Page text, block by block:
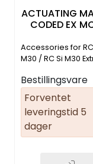
ACTUATING
CODED EX
Accessories for
M30 / RC Si M30
Bestillingsvare
Forventet
leveringstid 5
dager